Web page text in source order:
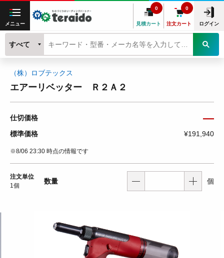
メニュー 見積カート
0
注文カート
0
ログイン
すべて
（株）ロブテックス
エアーリベッター Ｒ２Ａ２
仕切価格 ―
標準価格 ¥191,940
※8/06 23:30 時点の情報です
注文単位
1個
数量 個